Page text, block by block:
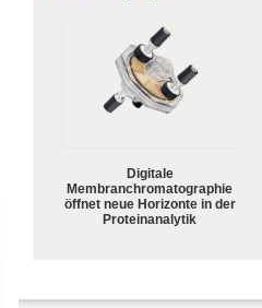
Digitale
Membranchromatographie
öffnet neue Horizonte in der
Proteinanalytik